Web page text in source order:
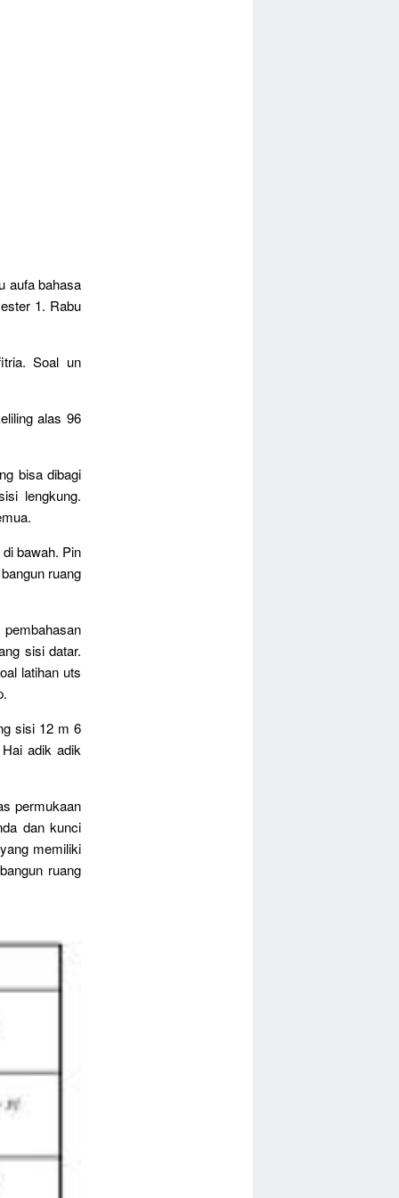
aufa bahasa
1. Rabu
Soal un
alas 96
bisa dibagi
lengkung.
bawah. Pin
ruang
sisi datar.
latihan uts
sisi 12 m 6
adik adik
permukaan
dan kunci
memiliki
ruang